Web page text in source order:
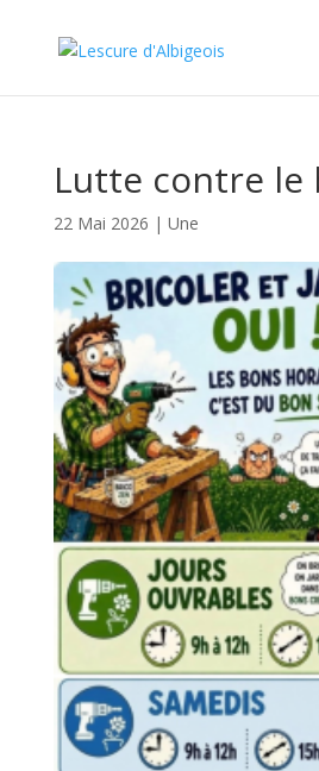
Lutte contre le
22 Mai 2026 | Une